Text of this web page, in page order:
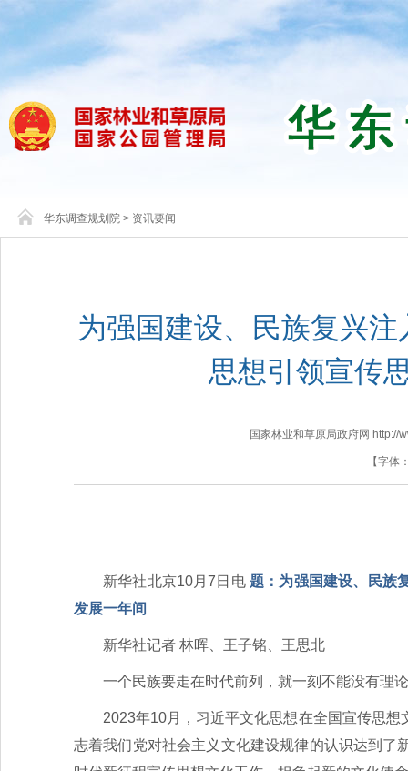
华东调查规划院 > 资讯要闻
为强国建设、民族复兴
思想引领宣传
国家林业和草原局政府网 http://
【字体
新华社北京10月7日电题：为强国建设、民族
发展一年间
新华社记者 林晖、王子铭、王思北
一个民族要走在时代前列，就一刻不能没有理
2023年10月，习近平文化思想在全国宣传思
志着我们党对社会主义文化建设规律的认识达到了